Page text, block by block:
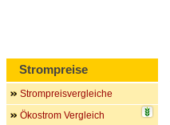
Strompreise
Strompreisvergleiche
Ökostrom Vergleich